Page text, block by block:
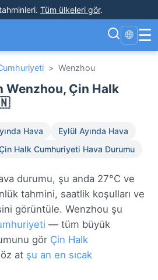
. Tüm ülkeleri gör.
🌐 ☰
> Wenzhou
Wenzhou, Çin Halk
Hava
Eylül Ayında Hava
Halk Cumhuriyeti Hava Durumu
durumu, şu anda 27°C ve
tahmini, saatlik koşulları ve
görüntüle. Wenzhou şu
— tüm büyük
gör Çin Halk
at şu an en sıcak